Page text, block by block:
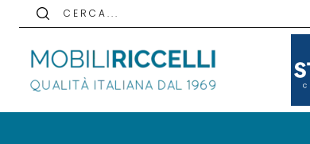
C E R C A . . .